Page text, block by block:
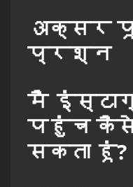
अक्सर
प्रश्न
मैं
पहुंच
सकता हूं?